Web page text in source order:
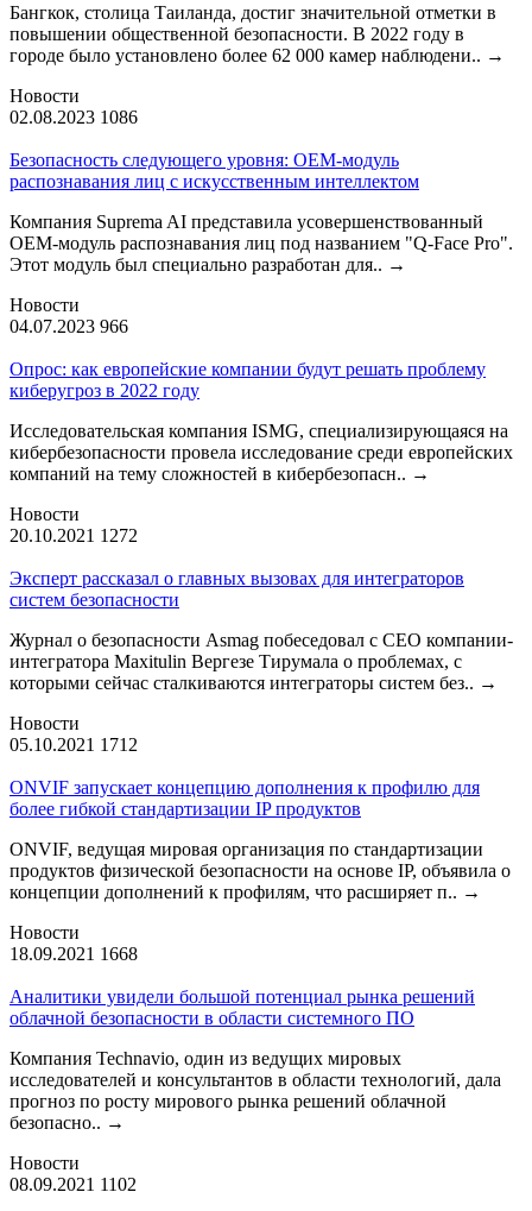
Бангкок, столица Таиланда, достиг значительной отметки в
повышении общественной безопасности. В 2022 году в
городе было установлено более 62 000 камер наблюдени.. →
Новости
02.08.2023 1086
Безопасность следующего уровня: OEM-модуль
распознавания лиц с искусственным интеллектом
Компания Suprema AI представила усовершенствованный
OEM-модуль распознавания лиц под названием "Q-Face Pro".
Этот модуль был специально разработан для.. →
Новости
04.07.2023 966
Опрос: как европейские компании будут решать проблему
киберугроз в 2022 году
Исследовательская компания ISMG, специализирующаяся на
кибербезопасности провела исследование среди европейских
компаний на тему сложностей в кибербезопасн.. →
Новости
20.10.2021 1272
Эксперт рассказал о главных вызовах для интеграторов
систем безопасности
Журнал о безопасности Asmag побеседовал с CEO компании-
интегратора Maxitulin Вергезе Тирумала о проблемах, с
которыми сейчас сталкиваются интеграторы систем без.. →
Новости
05.10.2021 1712
ONVIF запускает концепцию дополнения к профилю для
более гибкой стандартизации IP продуктов
ONVIF, ведущая мировая организация по стандартизации
продуктов физической безопасности на основе IP, объявила о
концепции дополнений к профилям, что расширяет п.. →
Новости
18.09.2021 1668
Аналитики увидели большой потенциал рынка решений
облачной безопасности в области системного ПО
Компания Technavio, один из ведущих мировых
исследователей и консультантов в области технологий, дала
прогноз по росту мирового рынка решений облачной
безопасно.. →
Новости
08.09.2021 1102